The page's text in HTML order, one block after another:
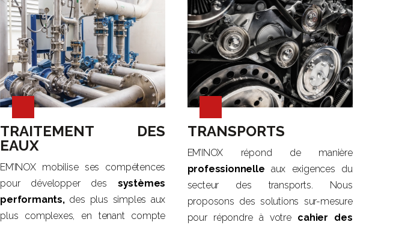
TRAITEMENT DES
EAUX
EM’INOX mobilise ses compétences
pour développer des systèmes
performants, des plus simples aux
plus complexes, en tenant compte
TRANSPORTS
EM’INOX répond de manière
professionnelle aux exigences du
secteur des transports. Nous
proposons des solutions sur-mesure
pour répondre à votre cahier des